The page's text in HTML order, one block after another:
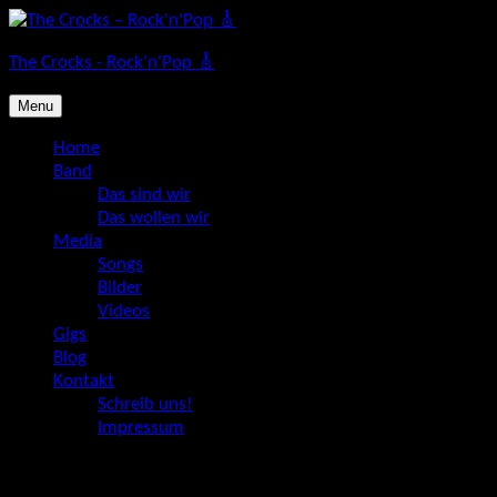
Skip
content
The Crocks - Rock'n'Pop 🎸
Menu
Home
Band
Das sind wir
Das wollen wir
Media
Songs
Bilder
Videos
Gigs
Blog
Kontakt
Schreib uns!
Impressum